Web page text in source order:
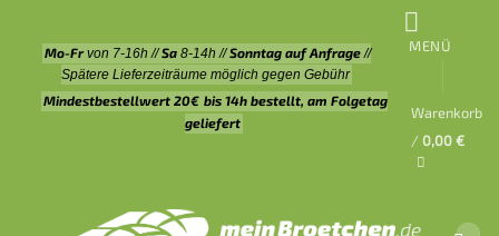
Inhalt
springen
Mo-Frvon 7-16h //Sa8-14h //Sonntag auf Anfrage//
Spätere Lieferzeiträume möglich gegen Gebühr
Mindestbestellwert 20€ bis 14h bestellt, am Folgetag
geliefert
MENÜ
Warenkorb
/ 0,00€